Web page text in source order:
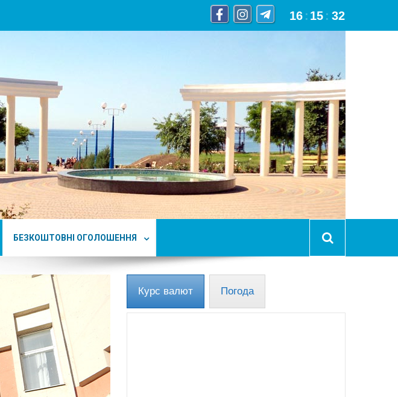
16 : 15 : 34
БЕЗКОШТОВНІ ОГОЛОШЕННЯ
Курс валют Погода